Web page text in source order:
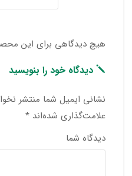
هیچ دیدگاهی برای این
دیدگاه خود را بنویسید
نشانی ایمیل شما منتشر
علامت‌گذاری شده‌اند *
دیدگاه شما